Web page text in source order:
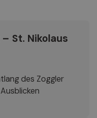
St. Nikolaus
des Zoggler